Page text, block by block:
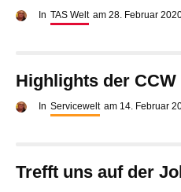
In TAS Welt am 28. Februar
Highlights der CCW
In Servicewelt am 14. Februar
Trefft uns auf der